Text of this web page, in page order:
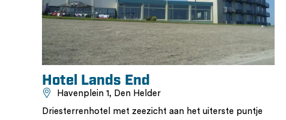
Hotel Lands End
Havenplein 1, Den Helder
Driesterrenhotel met zeezicht aan het uiterste puntje